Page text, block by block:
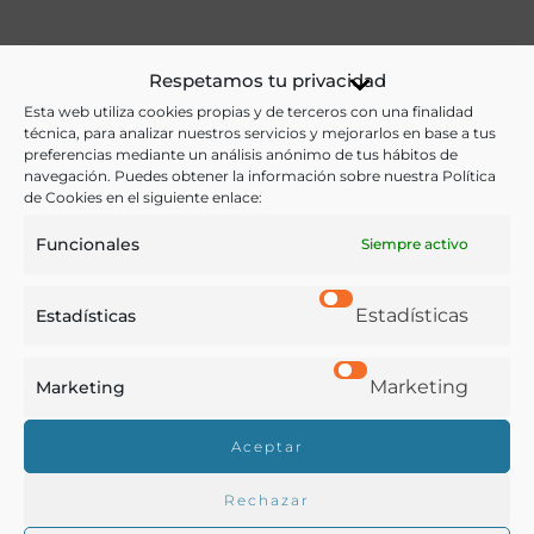
Respetamos tu privacidad
Esta web utiliza cookies propias y de terceros con una finalidad
técnica, para analizar nuestros servicios y mejorarlos en base a tus
preferencias mediante un análisis anónimo de tus hábitos de
navegación. Puedes obtener la información sobre nuestra Política
de Cookies en el siguiente enlace:
Funcionales Siempre activo
Estadísticas Estadísticas
Marketing Marketing
Aceptar
Rechazar
Ver más libros de estas materias:
Bebidas ,Medicina, Química
Ver más libros con las palabras clave:
COMPARTIR
Buscar en la biblioteca